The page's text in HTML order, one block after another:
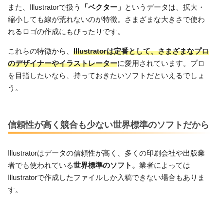
また、Illustratorで扱う 「ベクター」 というデータは、拡大・
縮小しても線が荒れないのが特徴。さまざまな大きさで使わ
れるロゴの作成にもぴったりです。
これらの特徴から、 Illustratorは定番として、さまざまなプロ
のデザイナーやイラストレーターに愛用されています。プロ
を目指したいなら、持っておきたいソフトだといえるでしょ
う。
信頼性が高く競合も少ない世界標準のソフトだから
Illustratorはデータの信頼性が高く、多くの印刷会社や出版業
者でも使われている世界標準のソフト。 業者によっては
Illustratorで作成したファイルしか入稿できない場合もありま
す。